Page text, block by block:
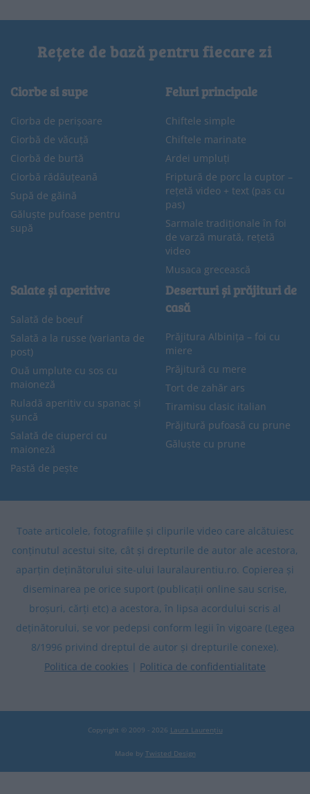
Rețete de bază pentru fiecare zi
Ciorbe si supe
Ciorba de perișoare
Ciorbă de văcuță
Ciorbă de burtă
Ciorbă rădăuțeană
Supă de găină
Găluște pufoase pentru
supă
Feluri principale
Chiftele simple
Chiftele marinate
Ardei umpluți
Friptură de porc la cuptor –
rețetă video + text (pas cu
pas)
Sarmale tradiționale în foi
de varză murată, rețetă
video
Musaca grecească
Salate și aperitive
Salată de boeuf
Salată a la russe (varianta de
post)
Ouă umplute cu sos cu
maioneză
Ruladă aperitiv cu spanac și
șuncă
Salată de ciuperci cu
maioneză
Pastă de pește
Deserturi și prăjituri de
casă
Prăjitura Albinița – foi cu
miere
Prăjitură cu mere
Tort de zahăr ars
Tiramisu clasic italian
Prăjitură pufoasă cu prune
Găluște cu prune
Toate articolele, fotografiile și clipurile video care alcătuiesc
conținutul acestui site, cât și drepturile de autor ale acestora,
aparțin deținătorului site-ului lauralaurentiu.ro. Copierea și
diseminarea pe orice suport (publicații online sau scrise,
broșuri, cărți etc) a acestora, în lipsa acordului scris al
deținătorului, se vor pedepsi conform legii în vigoare (Legea
8/1996 privind dreptul de autor și drepturile conexe).
Politica de cookies | Politica de confidentialitate
Copyright © 2009 - 2026 Laura Laurențiu
Made by Twisted Design